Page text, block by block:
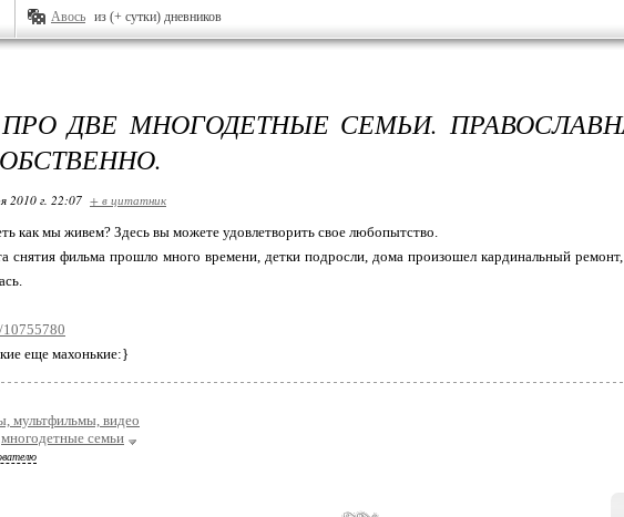
Авось из (+ сутки) дневников
ДВЕ МНОГОДЕТНЫЕ СЕМЬИ.
2010 г. 22:07 + в цитатник
как мы живем? Здесь вы можете удовлетворить свое любопытство.
снятия фильма прошло много времени, детки подросли, дома произошел кардинальный
еще махонькие:}
мультфильмы, видео
многодетные семьи